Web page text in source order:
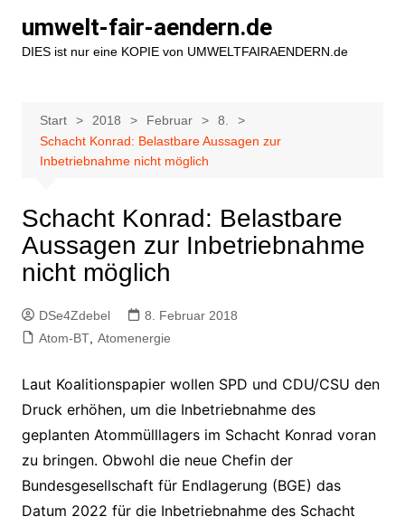
Inhalt
springen
umwelt-fair-aendern.de
DIES ist nur eine KOPIE von UMWELTFAIRAENDERN.de
Start 2018 Februar
8.
Schacht Konrad: Belastbare Aussagen zur
Inbetriebnahme nicht möglich
Schacht Konrad: Belastbare
Aussagen zur Inbetriebnahme
nicht möglich
DSe4Zdebel
8. Februar 2018
Atom-BT, Atomenergie
Laut Koalitionspapier wollen SPD und CDU/CSU den
Druck erhöhen, um die Inbetriebnahme des
geplanten Atommülllagers im Schacht Konrad voran
zu bringen. Obwohl die neue Chefin der
Bundesgesellschaft für Endlagerung (BGE) das
Datum 2022 für die Inbetriebnahme des Schacht